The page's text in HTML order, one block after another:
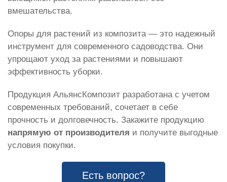
вмешательства.
Опоры для растений из композита — это надежный
инструмент для современного садоводства. Они
упрощают уход за растениями и повышают
эффективность уборки.
Продукция АльянсКомпозит разработана с учетом
современных требований, сочетает в себе
прочность и долговечность. Закажите продукцию
напрямую от производителя и получите выгодные
условия покупки.
Есть вопрос?